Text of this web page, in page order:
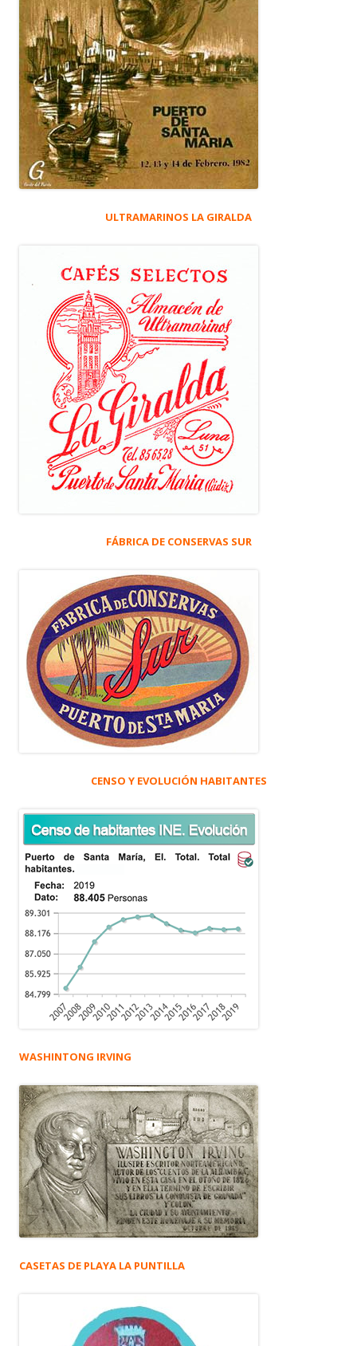
ULTRAMARINOS LA GIRALDA
FÁBRICA DE CONSERVAS SUR
CENSO Y EVOLUCIÓN HABITANTES
WASHINTONG IRVING
CASETAS DE PLAYA LA PUNTILLA